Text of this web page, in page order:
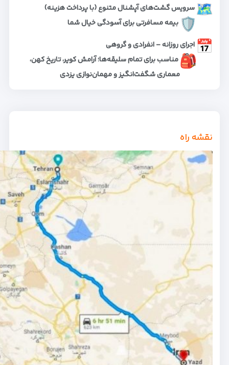
سرویس گشت‌های آپشنال متنوع (با پرداخت هزینه)
بیمه مسافرتی برای آسودگی خیال شما
اجرای روزانه – انفرادی و گروهی
مناسب برای تمام سلیقه‌ها؛ آرامش کویر، تاریخ کهن،
معماری شگفت‌انگیز و مهمان‌نوازی یزدی
نقشه راه